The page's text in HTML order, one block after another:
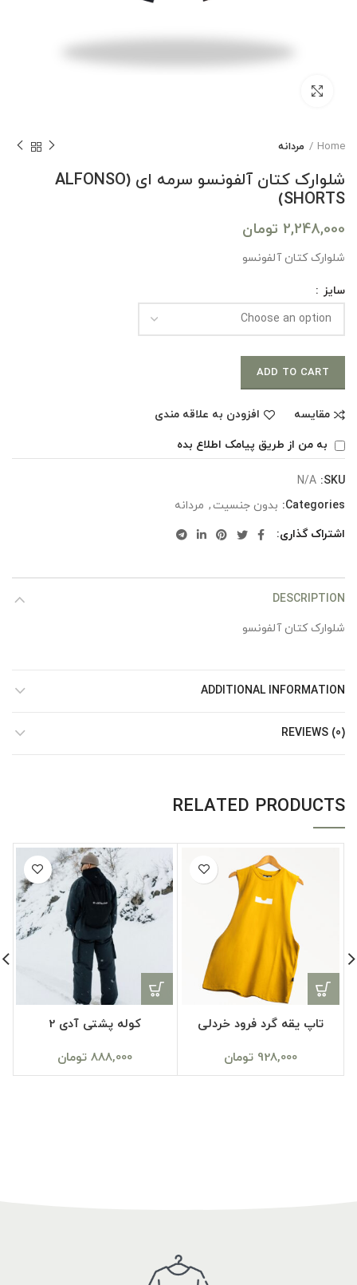
Home مردانه
شلوارک کتان آلفونسو سرمه ای (ALFONSO
SHORTS)
2,248,000 تومان
شلوارک کتان آلفونسو
سایز
ADD TO CART
مقایسه
افزودن به علاقه مندی
به من از طریق پیامک اطلاع بده
SKU:
N/A
Categories: بدون جنسیت , مردانه
اشتراک گذاری
DESCRIPTION
شلوارک کتان آلفونسو
ADDITIONAL INFORMATION
REVIEWS (0)
RELATED PRODUCTS
تاپ یقه گرد فرود خردلی
928,000 تومان
کوله پشتی آدی 2
888,000 تومان